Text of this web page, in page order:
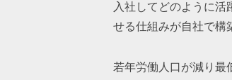
入社してどのように
せる仕組みが自社で構
若年労働人口が減り最